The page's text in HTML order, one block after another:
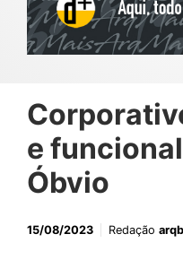
e
Óbvio
15/08/2023 Redação